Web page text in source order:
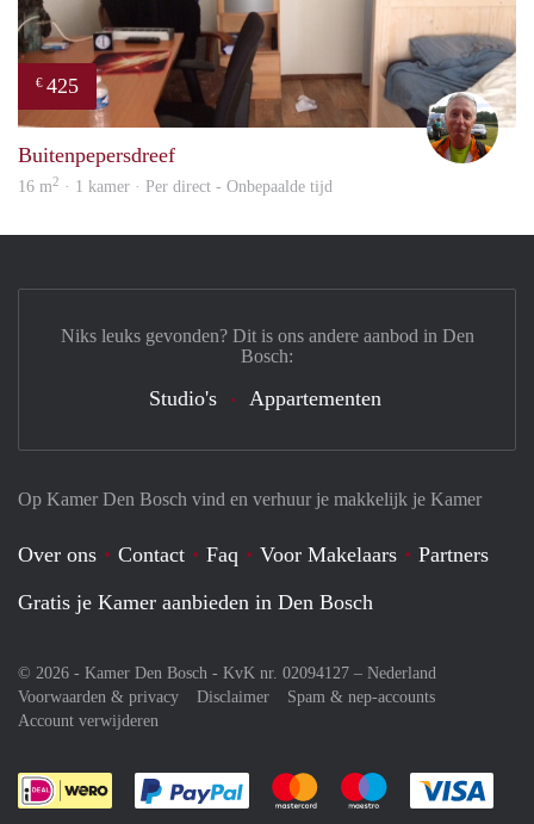
€ 425
wim
Buitenpepersdreef
16 m2 · 1 kamer · Per direct - Onbepaalde tijd
Op Kamer Den Bosch vind en verhuur je makkelijk je Kamer
Over ons Contact Faq Voor Makelaars
Partners
Gratis je Kamer aanbieden in Den Bosch
© 2026 - Kamer Den Bosch - KvK nr. 02094127 – Nederland
Voorwaarden & privacy
Disclaimer
Spam & nep-accounts
Account verwijderen
Je rekent gemakkelijk af met Paypal
Je rekent gemakkelijk af met
Je rekent
Niks leuks gevonden? Dit is ons andere aanbod in Den
Bosch:
Studio's Appartementen